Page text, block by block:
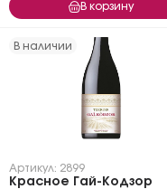
В корзину
В наличии
Артикул: 2899
Красное Гай-Кодзор